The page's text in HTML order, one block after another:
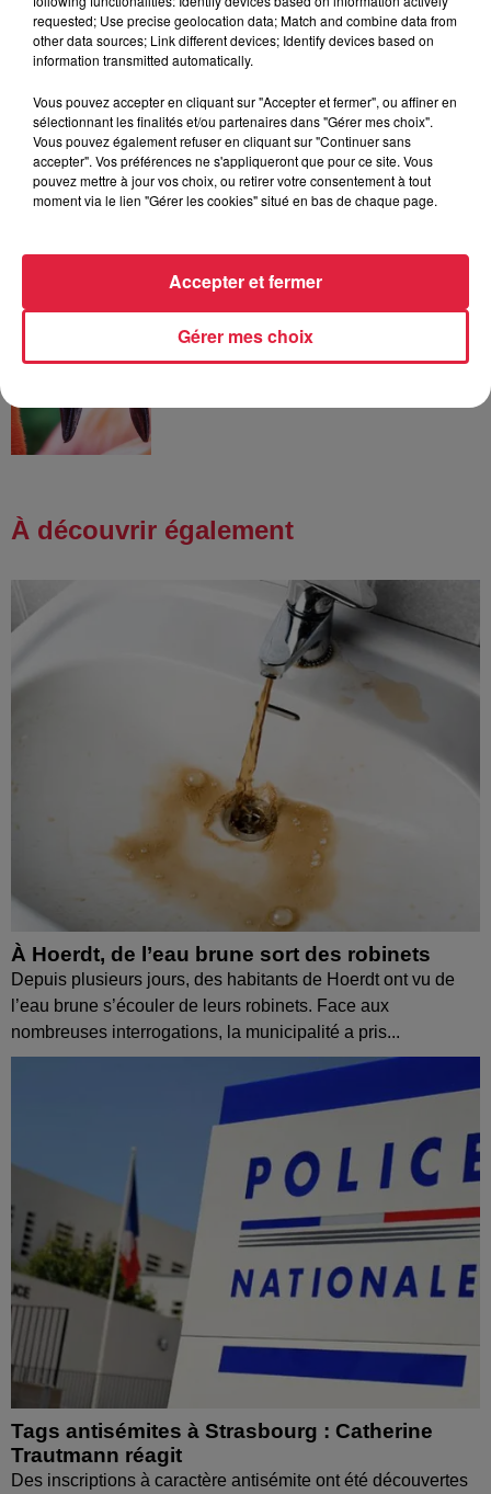
6 août 2026
À Hoerdt, de l’eau brune sort des
6 août 2026
Tags antisémites à Strasbourg :
Au zoo de Mulhouse : rencontre
avec les flamants rouges
À découvrir également
À Hoerdt, de l’eau brune sort des robinets
Depuis plusieurs jours, des habitants de Hoerdt ont vu de
l’eau brune s’écouler de leurs robinets. Face aux
nombreuses interrogations, la municipalité a pris...
Tags antisémites à Strasbourg : Catherine
Trautmann réagit
Des inscriptions à caractère antisémite ont été découvertes
requested; Use precise geolocation data; Match and combine data from
other data sources; Link different devices; Identify devices based on
information transmitted automatically.
Vous pouvez accepter en cliquant sur "Accepter et fermer", ou affiner en
sélectionnant les finalités et/ou partenaires dans "Gérer mes choix".
Vous pouvez également refuser en cliquant sur "Continuer sans
accepter". Vos préférences ne s'appliqueront que pour ce site. Vous
pouvez mettre à jour vos choix, ou retirer votre consentement à tout
moment via le lien "Gérer les cookies" situé en bas de chaque page.
Gérer mes choix
Accepter et fermer